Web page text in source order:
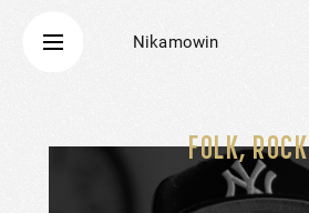
Nikamowin
FOLK, ROCK